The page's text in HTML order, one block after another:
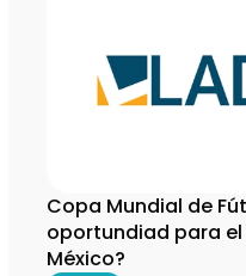
Copa Mundial de
oportundiad para
México?